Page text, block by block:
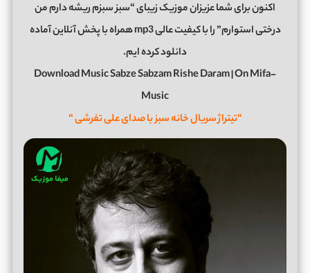
اکنون برای شما عزیزان موزیک زیبای “سبز سبزم ریشه دارم من
درختی استوارم” را با کیفیت عالی mp3 همراه با پخش آنلاین آماده
دانلود کرده ایم.
Download Music Sabze Sabzam Rishe Daram | On Mifa-
Music
“تیتراژ سریال خانه سبز با صدای علی تفرشی “